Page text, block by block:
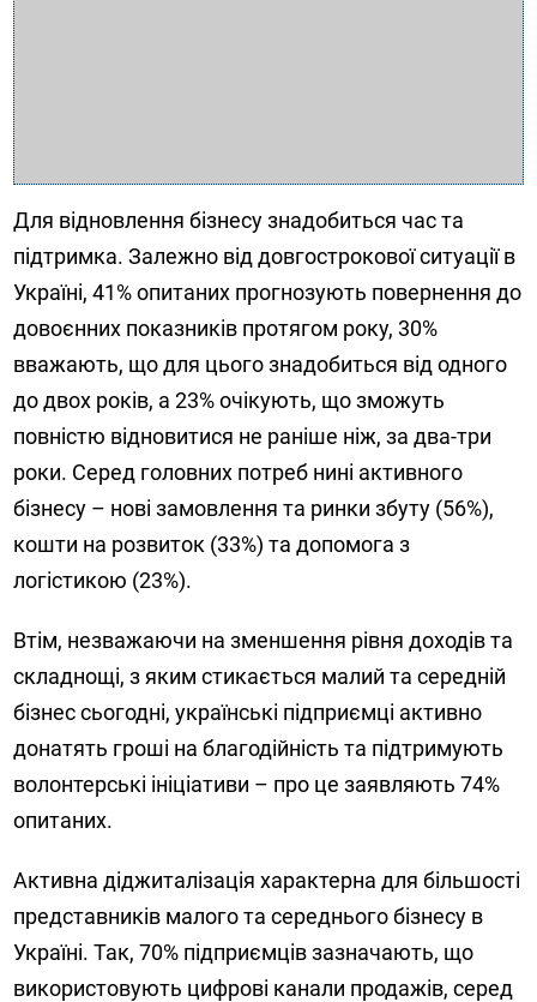
Для відновлення бізнесу знадобиться час та
підтримка. Залежно від довгострокової ситуації в
Україні, 41% опитаних прогнозують повернення до
довоєнних показників протягом року, 30%
вважають, що для цього знадобиться від одного
до двох років, а 23% очікують, що зможуть
повністю відновитися не раніше ніж, за два-три
роки. Серед головних потреб нині активного
бізнесу – нові замовлення та ринки збуту (56%),
кошти на розвиток (33%) та допомога з
логістикою (23%).
Втім, незважаючи на зменшення рівня доходів та
складнощі, з яким стикається малий та середній
бізнес сьогодні, українські підприємці активно
донатять гроші на благодійність та підтримують
волонтерські ініціативи – про це заявляють 74%
опитаних.
Активна діджиталізація характерна для більшості
представників малого та середнього бізнесу в
Україні. Так, 70% підприємців зазначають, що
використовують цифрові канали продажів, серед